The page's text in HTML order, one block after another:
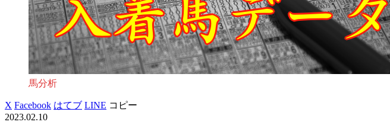
馬分析
X Facebook はてブ LINE コピー
2023.02.10